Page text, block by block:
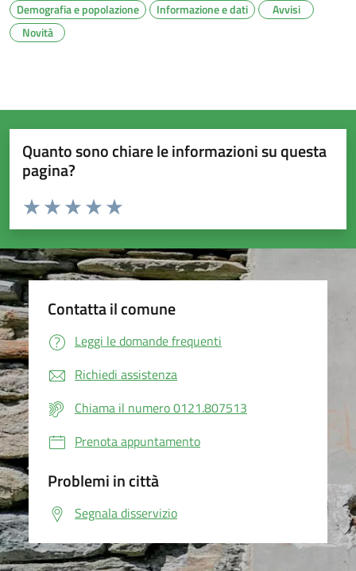
Demografia e popolazione
Informazione e dati
Avvisi
Novità
Quanto sono chiare le informazioni su questa
pagina?
Valuta da 1 a 5 stelle la pagina
Valuta 5 stelle su 5
Valuta 4 stelle su 5
Valuta 3 stelle su 5
Valuta 2 stelle su 5
Valuta 1 stelle su 5
Contatta il comune
Leggi le domande frequenti
Richiedi assistenza
Chiama il numero 0121.807513
Prenota appuntamento
Problemi in città
Segnala disservizio